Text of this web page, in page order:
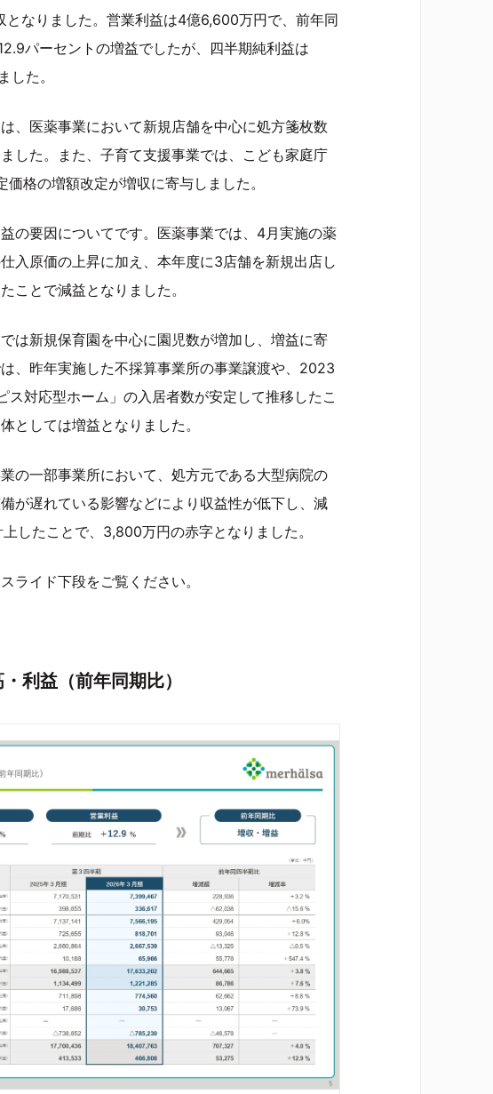
となりました。営業利益は4億6,600万円で、前年同
パーセントの増益でしたが、四半期純利益は
た。
、医薬事業において新規店舗を中心に処方箋枚数
した。また、子育て支援事業では、こども家庭庁
格の増額改定が増収に寄与しました。
の要因についてです。医薬事業では、4月実施の薬
入原価の上昇に加え、本年度に3店舗を新規出店し
ことで減益となりました。
は新規保育園を中心に園児数が増加し、増益に寄
、昨年実施した不採算事業所の事業譲渡や、2023
ス対応型ホーム」の入居者数が安定して推移したこ
としては増益となりました。
の一部事業所において、処方元である大型病院の
が遅れている影響などにより収益性が低下し、減
したことで、3,800万円の赤字となりました。
ライド下段をご覧ください。
利益（前年同期比）